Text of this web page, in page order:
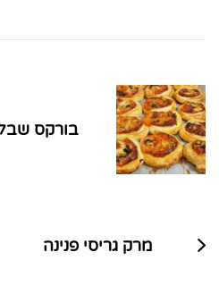
בפוסטים
בורקס
מרק גריסי פנינה